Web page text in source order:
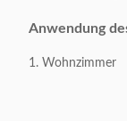
Grundmaterial:
Verpacken:
Anwendung
1. Wohnzimmer